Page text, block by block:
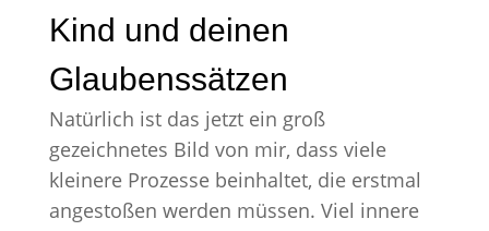
Kind und deinen
Glaubenssätzen
Natürlich ist das jetzt ein groß
gezeichnetes Bild von mir, dass viele
kleinere Prozesse beinhaltet, die erstmal
angestoßen werden müssen. Viel innere